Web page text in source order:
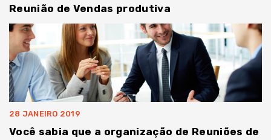
Reunião de Vendas produtiva
28 JANEIRO 2019
Você sabia que a organização de Reuniões de